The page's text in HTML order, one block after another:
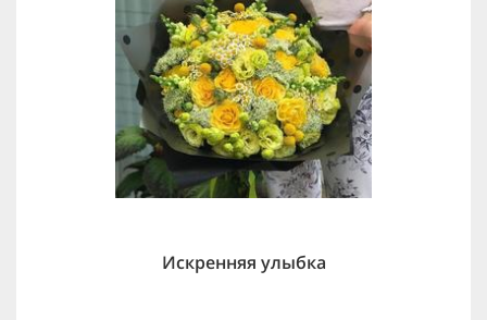
Искренняя улыбка